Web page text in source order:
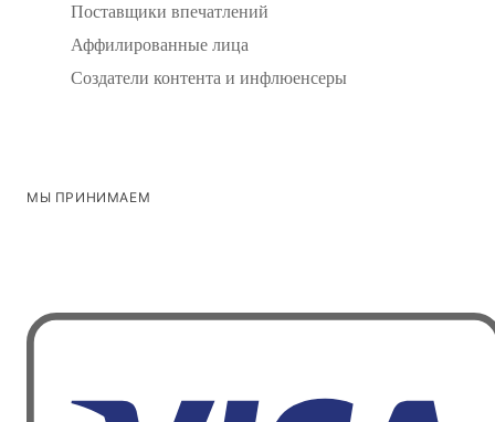
Поставщики впечатлений
Аффилированные лица
Создатели контента и инфлюенсеры
МЫ ПРИНИМАЕМ